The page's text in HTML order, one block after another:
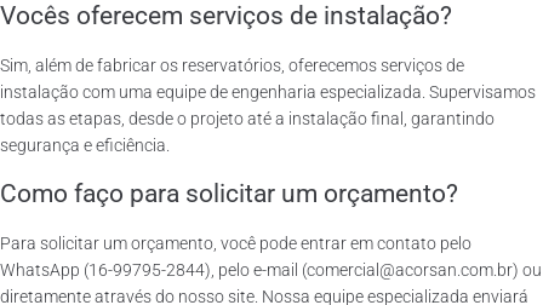
Vocês oferecem serviços de instalação?
Sim, além de fabricar os reservatórios, oferecemos serviços de
instalação com uma equipe de engenharia especializada. Supervisamos
todas as etapas, desde o projeto até a instalação final, garantindo
segurança e eficiência.
Como faço para solicitar um orçamento?
Para solicitar um orçamento, você pode entrar em contato pelo
WhatsApp (16-99795-2844), pelo e-mail (comercial@acorsan.com.br) ou
diretamente através do nosso site. Nossa equipe especializada enviará